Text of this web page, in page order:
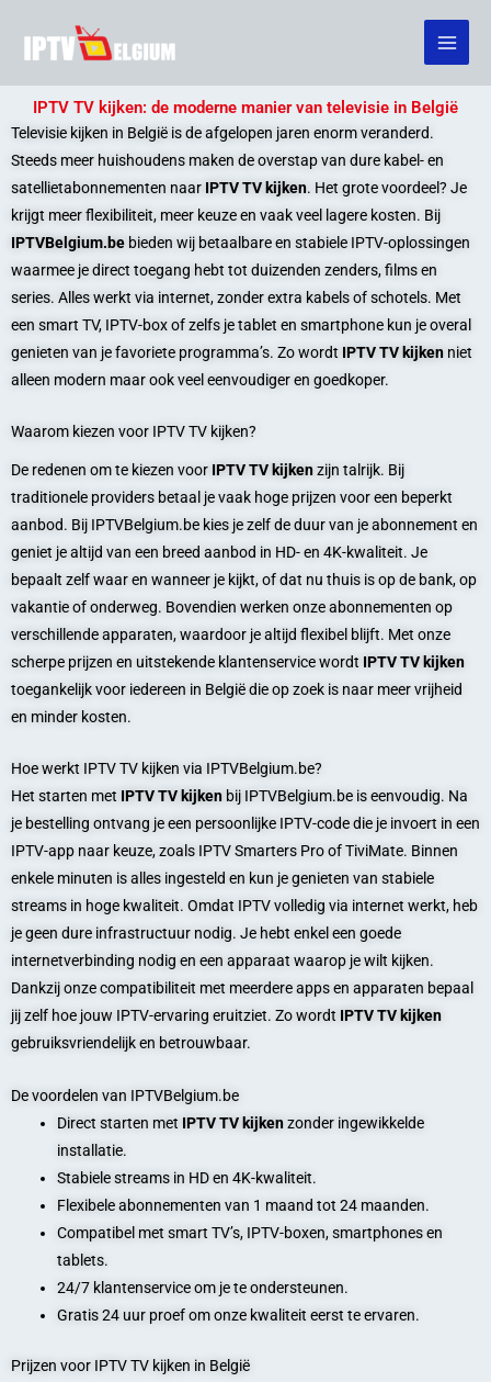
content
IPTV TV kijken: de moderne manier van televisie in België
Televisie kijken in België is de afgelopen jaren enorm veranderd.
Steeds meer huishoudens maken de overstap van dure kabel- en
satellietabonnementen naar IPTV TV kijken. Het grote voordeel? Je
krijgt meer flexibiliteit, meer keuze en vaak veel lagere kosten. Bij
IPTVBelgium.be bieden wij betaalbare en stabiele IPTV-oplossingen
waarmee je direct toegang hebt tot duizenden zenders, films en
series. Alles werkt via internet, zonder extra kabels of schotels. Met
een smart TV, IPTV-box of zelfs je tablet en smartphone kun je overal
genieten van je favoriete programma’s. Zo wordt IPTV TV kijken niet
alleen modern maar ook veel eenvoudiger en goedkoper.
Waarom kiezen voor IPTV TV kijken?
De redenen om te kiezen voor IPTV TV kijkenzijn talrijk. Bij
traditionele providers betaal je vaak hoge prijzen voor een beperkt
aanbod. Bij IPTVBelgium.be kies je zelf de duur van je abonnement en
geniet je altijd van een breed aanbod in HD- en 4K-kwaliteit. Je
bepaalt zelf waar en wanneer je kijkt, of dat nu thuis is op de bank, op
vakantie of onderweg. Bovendien werken onze abonnementen op
verschillende apparaten, waardoor je altijd flexibel blijft. Met onze
scherpe prijzen en uitstekende klantenservice wordt IPTV TV kijken
toegankelijk voor iedereen in België die op zoek is naar meer vrijheid
en minder kosten.
Hoe werkt IPTV TV kijken via IPTVBelgium.be?
Het starten met IPTV TV kijken bij IPTVBelgium.be is eenvoudig. Na
je bestelling ontvang je een persoonlijke IPTV-code die je invoert in een
IPTV-app naar keuze, zoals IPTV Smarters Pro of TiviMate. Binnen
enkele minuten is alles ingesteld en kun je genieten van stabiele
streams in hoge kwaliteit. Omdat IPTV volledig via internet werkt, heb
je geen dure infrastructuur nodig. Je hebt enkel een goede
internetverbinding nodig en een apparaat waarop je wilt kijken.
Dankzij onze compatibiliteit met meerdere apps en apparaten bepaal
jij zelf hoe jouw IPTV-ervaring eruitziet. Zo wordt IPTV TV kijken
gebruiksvriendelijk en betrouwbaar.
De voordelen van IPTVBelgium.be
Direct starten met IPTV TV kijkenzonder ingewikkelde
installatie.
Stabiele streams in HD en 4K-kwaliteit.
Flexibele abonnementen van 1 maand tot 24 maanden.
Compatibel met smart TV’s, IPTV-boxen, smartphones en
tablets.
24/7 klantenservice om je te ondersteunen.
Gratis 24 uur proef om onze kwaliteit eerst te ervaren.
Prijzen voor IPTV TV kijken in België